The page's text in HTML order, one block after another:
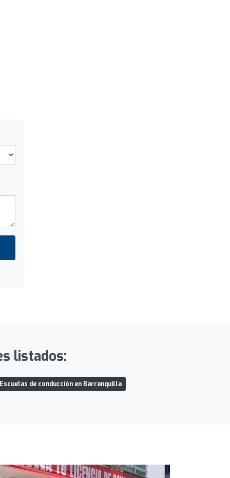
listados:
Escuelas de conducción en Barranquilla